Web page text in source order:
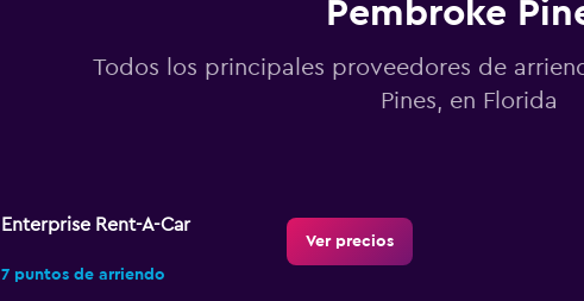
Pembroke
Todos los principales proveedores de
Pines, en Florida
Enterprise Rent-A-Car
7 puntos de arriendo
Ver precios